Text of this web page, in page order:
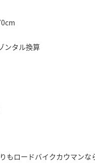
ンタル換算
もロードバイクカウマンな